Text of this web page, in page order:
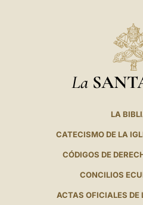
La
LA
CATECISMO DE LA
CÓDIGOS DE
CONCILIOS
ACTAS OFICIALES DE